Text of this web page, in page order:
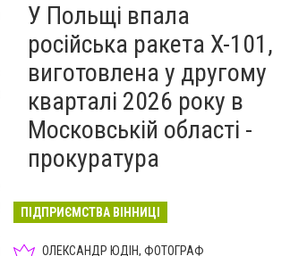
У Польщі впала
російська ракета X-101,
виготовлена у другому
кварталі 2026 року в
Московській області -
прокуратура
ПІДПРИЄМСТВА ВІННИЦІ
ОЛЕКСАНДР ЮДІН, ФОТОГРАФ